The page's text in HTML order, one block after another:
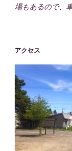
場もあるので、
アクセス